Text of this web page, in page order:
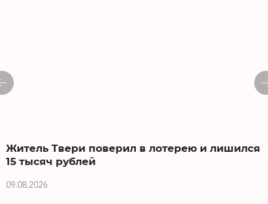
Житель Твери поверил в лотерею и лишился
15 тысяч рублей
09.08.2026